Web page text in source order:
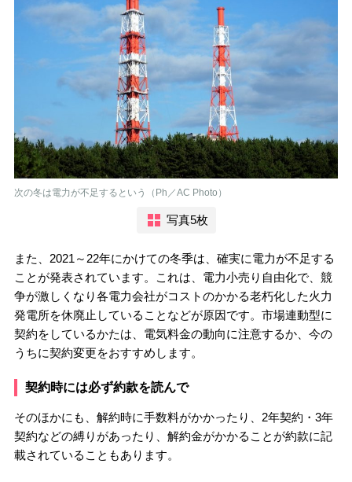
次の冬は電力が不足するという（Ph／AC Photo）
写真5枚
また、2021～22年にかけての冬季は、確実に電力が不足する
ことが発表されています。これは、電力小売り自由化で、競
争が激しくなり各電力会社がコストのかかる老朽化した火力
発電所を休廃止していることなどが原因です。市場連動型に
契約をしているかたは、電気料金の動向に注意するか、今の
うちに契約変更をおすすめします。
契約時には必ず約款を読んで
そのほかにも、解約時に手数料がかかったり、2年契約・3年
契約などの縛りがあったり、解約金がかかることが約款に記
載されていることもあります。